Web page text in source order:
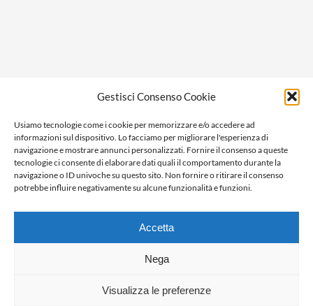
Gestisci Consenso Cookie
Usiamo tecnologie come i cookie per memorizzare e/o accedere ad
informazioni sul dispositivo. Lo facciamo per migliorare l'esperienza di
navigazione e mostrare annunci personalizzati. Fornire il consenso a queste
tecnologie ci consente di elaborare dati quali il comportamento durante la
navigazione o ID univoche su questo sito. Non fornire o ritirare il consenso
potrebbe influire negativamente su alcune funzionalità e funzioni.
Accetta
Nega
Visualizza le preferenze
Ragione sociale: Panorama S.r.l.
C.F. / P.IVA: 01058470061
N. REA: AL-138981
Capitale Versato € 10.000,00